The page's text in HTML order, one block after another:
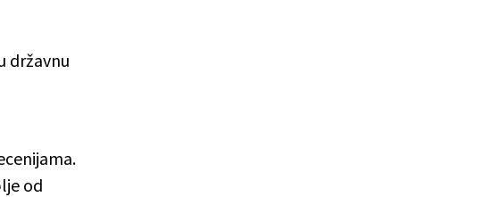
državnu
od